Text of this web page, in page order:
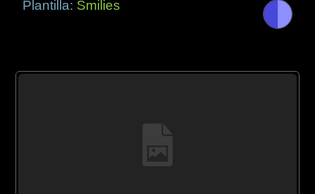
Plantilla: Smilies